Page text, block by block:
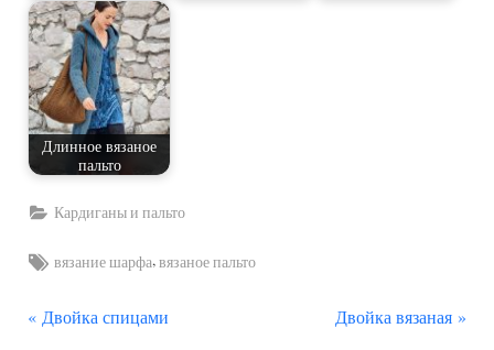
Длинное вязаное
пальто
Кардиганы и пальто
Tags:
вязание шарфа,вязаное пальто
Навигация
П
Двойка спицами
С
Двойка вязаная